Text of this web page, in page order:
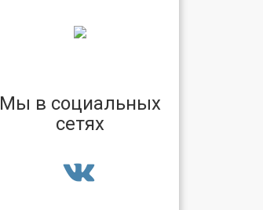
Мы в социальных
сетях